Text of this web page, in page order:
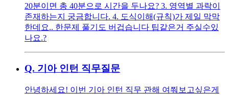
20분이면 총 40분으로 시간을 두나요? 3. 영역별 과락이
존재하는지 궁금합니다. 4. 도식이해(규칙)가 제일 막막
한데요.. 한문제 풀기도 버겁습니다 팁같은거 주실수있
나요.?
Q. 기아 인턴 직무질문
안녕하세요! 이번 기아 인턴 직무 관해 여쭤보고싶은게